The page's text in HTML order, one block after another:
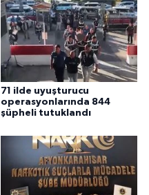
71 ilde uyuşturucu
operasyonlarında 844
şüpheli tutuklandı